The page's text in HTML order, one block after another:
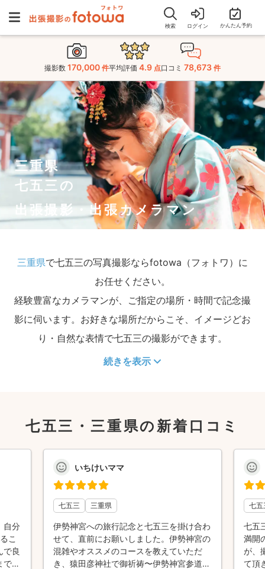
検索 ログイン かんたん予約
撮影数 170,000 件平均評価 4.9 点口コミ 78,673 件
三重県
七五三の
出張撮影・出張カメラマン
三重県で七五三の写真撮影ならfotowa（フォトワ）に
お任せください。
経験豊富なカメラマンが、ご指定の場所・時間で記念撮
影に伺います。お好きな場所だからこそ、イメージどお
り・自然な表情で七五三の撮影ができます。
続きを表示
七五三・三重県の新着口コミ
自分
こ
で良
で機
いちけいママ
七五三 三重県
伊勢神宮への旅行記念と七五三を掛け合わ
せて、直前にお願いしました。伊勢神宮の
混雑やオススメのコースを教えていただ
き、猿田彦神社で御祈祷〜伊勢神宮参道の
七五
七五
満開
が、
て頂